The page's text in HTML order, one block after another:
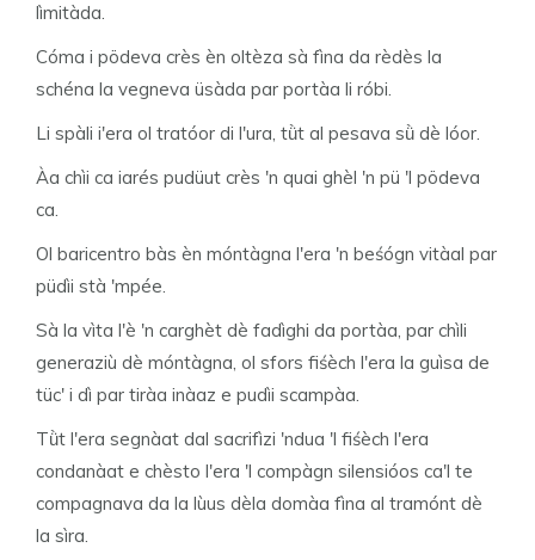
lìmitàda.
Cóma i pödeva crès èn oltèza sà fìna da rèdès la
schéna la vegneva üsàda par portàa li róbi.
Li spàli i'era ol tratóor di l'ura, tǜt al pesava sǜ dè lóor.
Àa chìi ca iarés pudüut crès 'n quai ghèl 'n pü 'l pödeva
ca.
Ol baricentro bàs èn móntàgna l'era 'n beśógn vitàal par
püdìi stà 'mpée.
Sà la vìta l'è 'n carghèt dè fadìghi da portàa, par chìli
generaziù dè móntàgna, ol sfors fiśèch l'era la guìsa de
tüc' i dì par tiràa inàaz e pudìi scampàa.
Tǜt l'era segnàat dal sacrifìzi 'ndua 'l fiśèch l'era
condanàat e chèsto l'era 'l compàgn silensióos ca'l te
compagnava da la lùus dèla domàa fìna al tramónt dè
la sìra.